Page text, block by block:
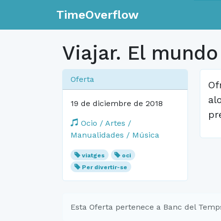
TimeOverflow
Viajar. El
Oferta
19 de diciembre de 2018
Ocio / Artes /
Manualidades / Música
viatges
oci
Per divertir-se
Esta Oferta pertenece a Banc del